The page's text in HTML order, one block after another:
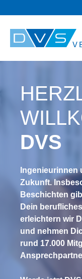
DVS
Ingenieurinnen
Zukunft.
Beschichten
Dein
erleichtern wir
und nehmen
rund 17.000